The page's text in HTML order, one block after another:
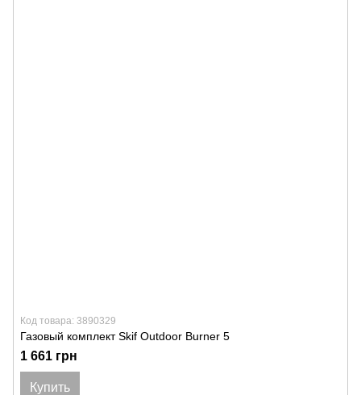
Код товара: 3890329
Газовый комплект Skif Outdoor Burner 5
1 661 грн
Купить